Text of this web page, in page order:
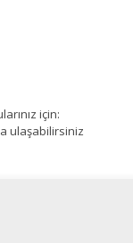
için:
ulaşabilirsiniz